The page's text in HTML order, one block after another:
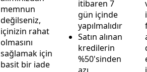
memnun
değilseniz,
içinizin rahat
olmasını
sağlamak için
basit bir iade
itibaren 7
gün içinde
yapılmalıdır
Satın alınan
kredilerin
%50'sinden